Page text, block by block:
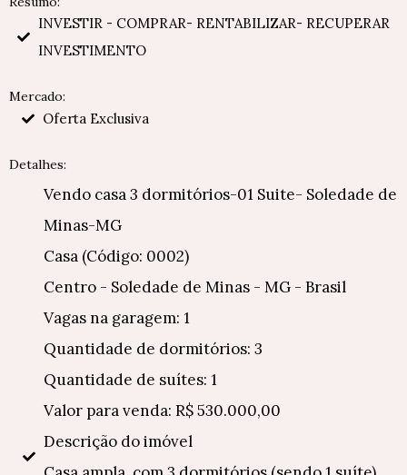
INVESTIR - COMPRAR- RENTABILIZAR- RECUPERAR
INVESTIMENTO
Mercado:
Oferta Exclusiva
Detalhes:
Vendo casa 3 dormitórios-01 Suite- Soledade de
Minas-MG
Casa (Código: 0002)
Centro - Soledade de Minas - MG - Brasil
Vagas na garagem: 1
Quantidade de dormitórios: 3
Quantidade de suítes: 1
Valor para venda: R$ 530.000,00
Descrição do imóvel